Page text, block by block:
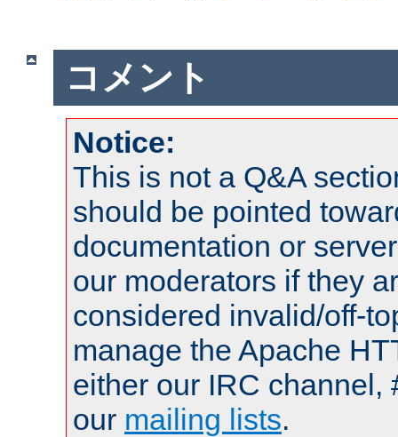
コメント
Notice:
This is not a Q&A
should be pointed
documentation or
our moderators if they
considered invalid/off-
manage the Apache
either our IRC channel,
our mailing lists.